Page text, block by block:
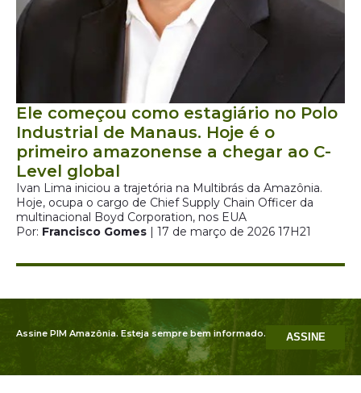
Ele começou como estagiário no Polo
Industrial de Manaus. Hoje é o
primeiro amazonense a chegar ao C-
Level global
Ivan Lima iniciou a trajetória na Multibrás da Amazônia.
Hoje, ocupa o cargo de Chief Supply Chain Officer da
multinacional Boyd Corporation, nos EUA
Por: Francisco Gomes | 17 de março de 2026 17H21
Assine PIM Amazônia. Esteja sempre bem informado. ASSINE